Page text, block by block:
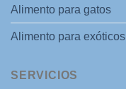
Alimento para gatos
Alimento para exóticos
SERVICIOS